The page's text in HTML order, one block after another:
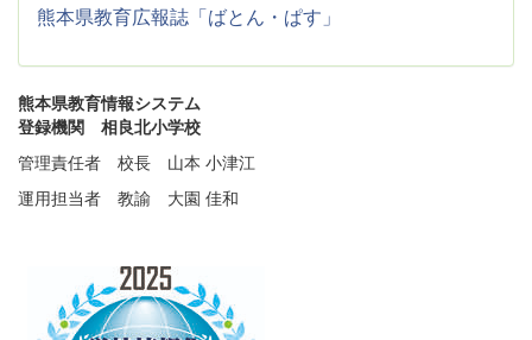
熊本県教育広報誌「ばとん・ぱす」
熊本県教育情報システム
登録機関 相良北小学校
管理責任者 校長 山本 小津江
運用担当者 教諭 大園 佳和